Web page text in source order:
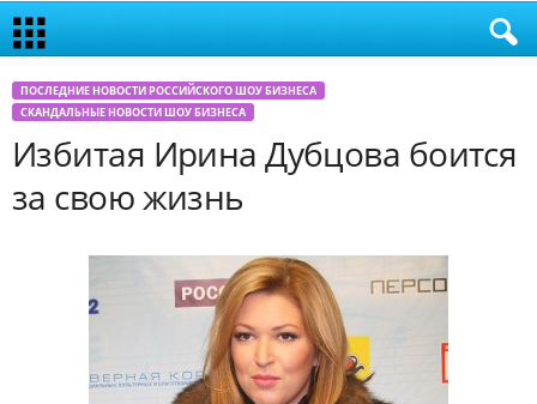
ПОСЛЕДНИЕ НОВОСТИ РОССИЙСКОГО ШОУ БИЗНЕСА
СКАНДАЛЬНЫЕ НОВОСТИ ШОУ БИЗНЕСА
Избитая Ирина Дубцова боится
за свою жизнь